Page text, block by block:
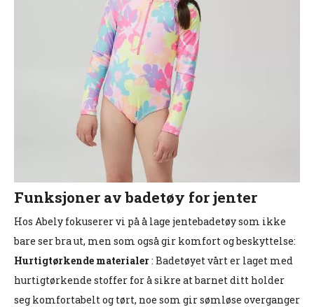
Funksjoner av badetøy for jenter
Hos Abely fokuserer vi på å lage jentebadetøy som ikke
bare ser bra ut, men som også gir komfort og beskyttelse:
Hurtigtørkende materialer: Badetøyet vårt er laget med
hurtigtørkende stoffer for å sikre at barnet ditt holder
seg komfortabelt og tørt, noe som gir sømløse overganger